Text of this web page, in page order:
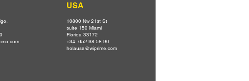
USA
10800 Nw 21st St
suite 150 Miami
Florida 33172
+34 652 98 58 90
holausa@wiprime.com